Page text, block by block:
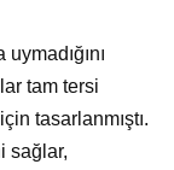
tam tersi
tasarlanmıştı.
sağlar,